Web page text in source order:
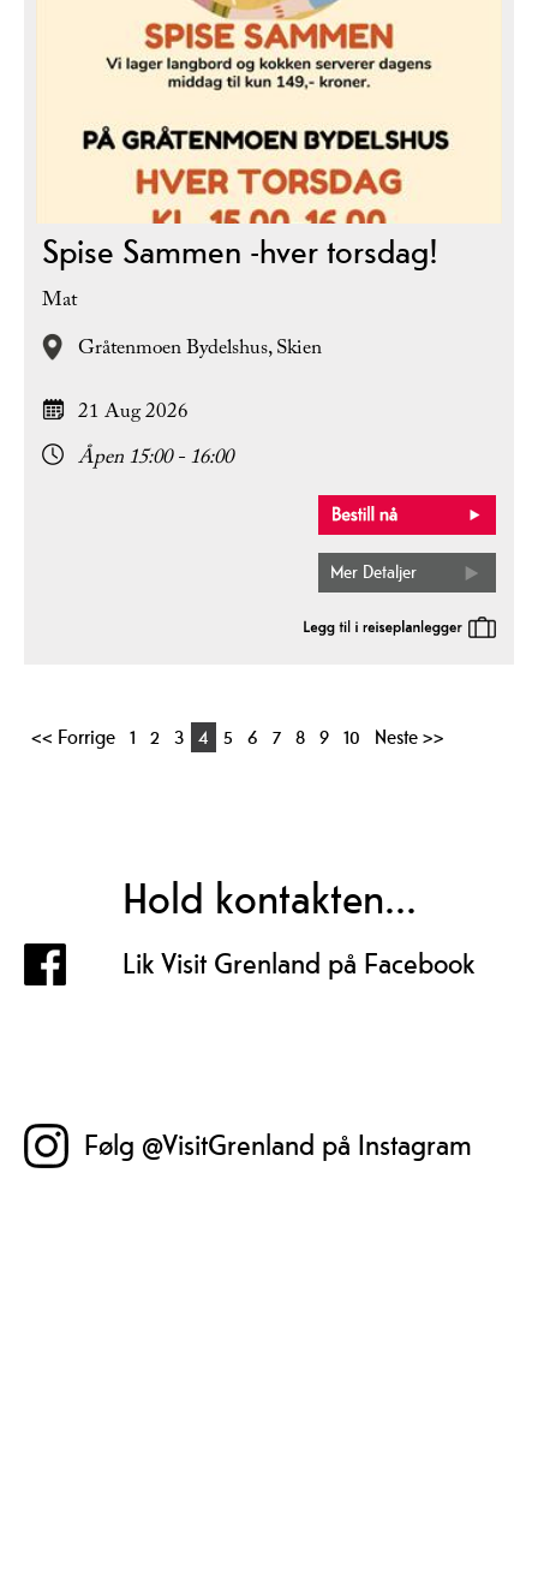
Spise Sammen -hver torsdag!
Mat
Gråtenmoen Bydelshus,Skien
21 Aug 2026
Åpen 15:00 - 16:00
Mer Detaljer
<< Forrige 1 2 3 4 5 6 7 8 9 10 Neste >>
Hold kontakten...
Lik Visit Grenland på Facebook
Følg @VisitGrenland på Instagram